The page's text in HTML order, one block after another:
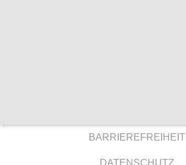
BARRIEREFREIHEIT
DATENSCHUTZ